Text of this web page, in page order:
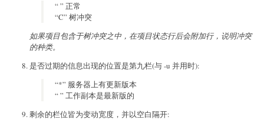
“ ” 正常
“C” 树冲突
如果项目包含于树冲突之中，在项目状态行后会附加行，说明冲突
的种类。
是否过期的信息出现的位置是第九栏(与 -u 并用时):
“*” 服务器上有更新版本
“ ” 工作副本是最新版的
剩余的栏位皆为变动宽度，并以空白隔开: